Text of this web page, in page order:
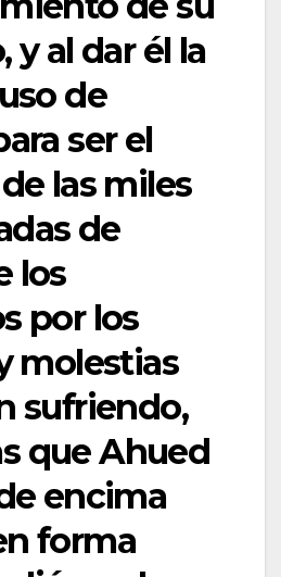
y al dar él la
de
ser el
las miles
de
los
por los
molestias
sufriendo,
que Ahued
encima
forma